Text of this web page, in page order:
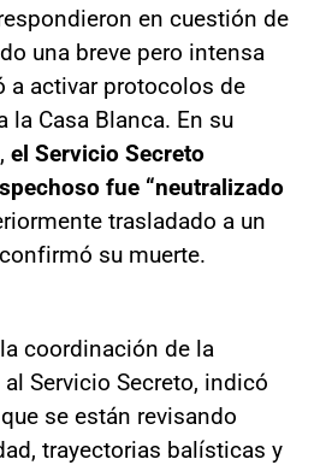
en cuestión de
una breve pero intensa
a activar protocolos de
la Casa Blanca. En su
el Servicio Secreto
fue “neutralizado
trasladado a un
su muerte.
coordinación de la
Servicio Secreto, indicó
se están revisando
trayectorias balísticas y